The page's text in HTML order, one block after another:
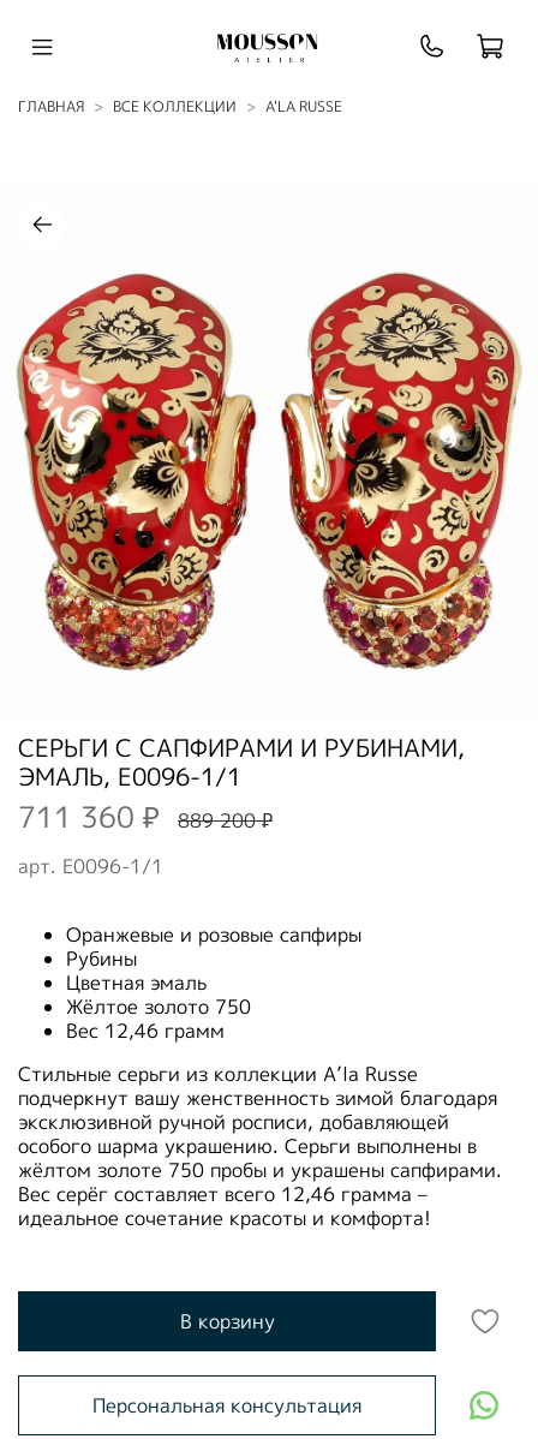
ГЛАВНАЯ ВСЕ КОЛЛЕКЦИИ A'LA RUSSE
арт. E0096-1/1
СЕРЬГИ С САПФИРАМИ И РУБИНАМИ,
ЭМАЛЬ, E0096-1/1
711 360 ₽ 889 200 ₽
Оранжевые и розовые сапфиры
Рубины
Цветная эмаль
Жёлтое золото 750
Вес 12,46 грамм
Стильные серьги из коллекции A’la Russe
подчеркнут вашу женственность зимой благодаря
эксклюзивной ручной росписи, добавляющей
особого шарма украшению. Серьги выполнены в
жёлтом золоте 750 пробы и украшены сапфирами.
Вес серёг составляет всего 12,46 грамма –
идеальное сочетание красоты и комфорта!
В корзину
Персональная консультация